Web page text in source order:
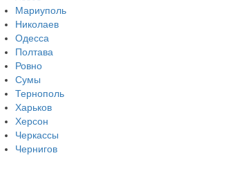
Мариуполь
Николаев
Одесса
Полтава
Ровно
Сумы
Тернополь
Харьков
Херсон
Черкассы
Чернигов